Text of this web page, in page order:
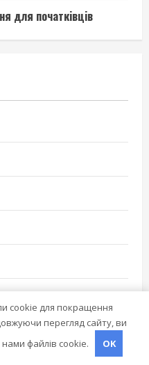
для початківців
cookie для покращення
перегляд сайту, ви
файлів cookie.
OK